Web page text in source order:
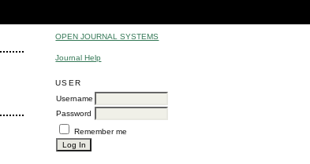
OPEN JOURNAL SYSTEMS
Journal Help
USER
Username
Password
Remember me